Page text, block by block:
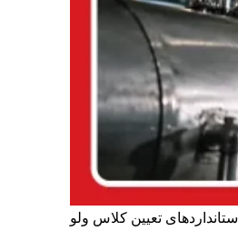
استانداردهای تعیین کلاس ولو